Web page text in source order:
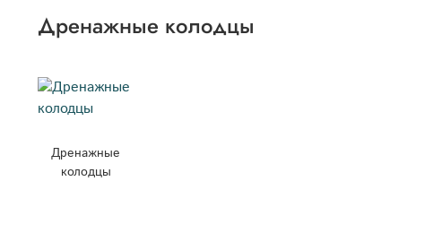
Дренажные колодцы
Дренажные
колодцы